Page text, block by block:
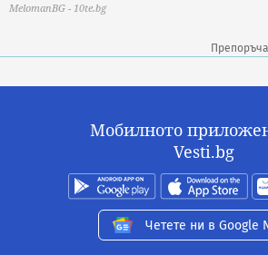
MelomanBG - 10te.bg
Мобилното
Vesti.bg
Четете ни в Google